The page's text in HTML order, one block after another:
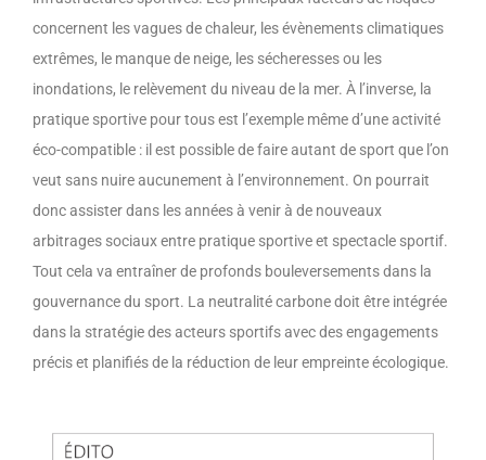
concernent les vagues de chaleur, les évènements climatiques
extrêmes, le manque de neige, les sécheresses ou les
inondations, le relèvement du niveau de la mer. À l’inverse, la
pratique sportive pour tous est l’exemple même d’une activité
éco-compatible : il est possible de faire autant de sport que l’on
veut sans nuire aucunement à l’environnement. On pourrait
donc assister dans les années à venir à de nouveaux
arbitrages sociaux entre pratique sportive et spectacle sportif.
Tout cela va entraîner de profonds bouleversements dans la
gouvernance du sport. La neutralité carbone doit être intégrée
dans la stratégie des acteurs sportifs avec des engagements
précis et planifiés de la réduction de leur empreinte écologique.